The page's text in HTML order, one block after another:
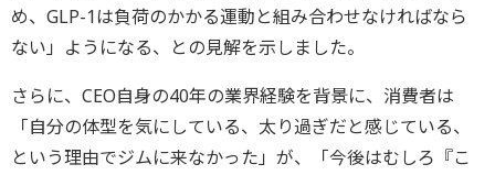
め、GLP-1は負荷のかかる運動と組み合わせなければなら
ない」ようになる、との見解を示しました。
さらに、CEO自身の40年の業界経験を背景に、消費者は
「自分の体型を気にしている、太り過ぎだと感じている、
という理由でジムに来なかった」が、「今後はむしろ『こ